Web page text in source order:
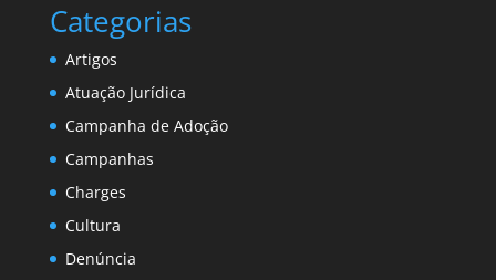
Categorias
Artigos
Atuação Jurídica
Campanha de Adoção
Campanhas
Charges
Cultura
Denúncia